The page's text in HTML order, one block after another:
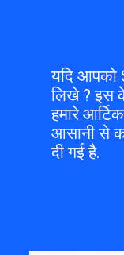
यदि आपको
लिखे ? इस के
हमारे
आसानी से
दी गई है.